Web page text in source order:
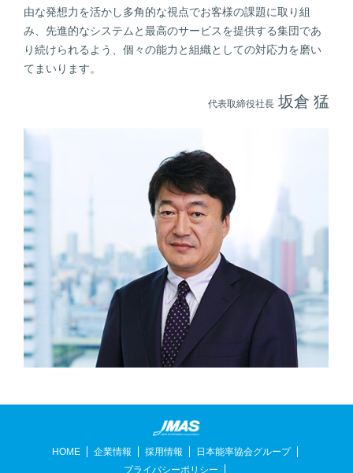
由な発想力を活かし多角的な視点でお客様の課題に取り組
み、先進的なシステムと最高のサービスを提供する集団であ
り続けられるよう、個々の能力と組織としての対応力を磨い
てまいります。
代表取締役社長 坂倉 猛
HOME 企業情報 採用情報
日本能率協会グループ
プライバシーポリシー